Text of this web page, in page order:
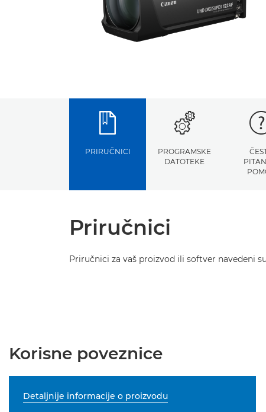
PRIRUČNICI
PROGRAMSKE
DATOTEKE
Priručnici
Priručnici za vaš proizvod ili softver navedeni
Korisne poveznice
Detaljnije informacije o proizvodu